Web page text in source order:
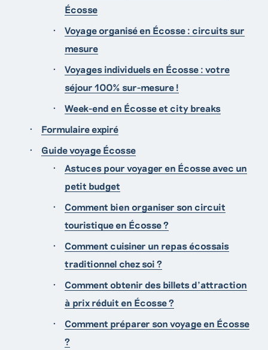
Écosse
Voyage organisé en Écosse : circuits sur
mesure
Voyages individuels en Écosse : votre
séjour 100% sur-mesure !
Week-end en Écosse et city breaks
Formulaire expiré
Guide voyage Écosse
Astuces pour voyager en Écosse avec un
petit budget
Comment bien organiser son circuit
touristique en Écosse ?
Comment cuisiner un repas écossais
traditionnel chez soi ?
Comment obtenir des billets d’attraction
à prix réduit en Écosse ?
Comment préparer son voyage en Écosse
?